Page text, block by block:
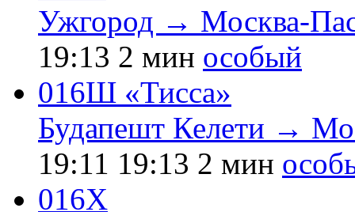
Ужгород → Москва-
19:13 2 мин особый
016Ш «Тисса»
Будапешт Келети →
19:11 19:13 2 мин
016Х